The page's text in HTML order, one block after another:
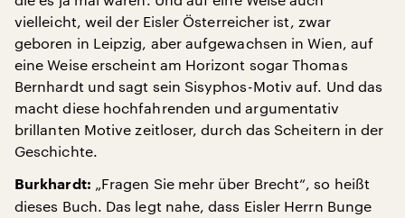
vielleicht, weil der Eisler Österreicher ist, zwar
geboren in Leipzig, aber aufgewachsen in Wien, auf
eine Weise erscheint am Horizont sogar Thomas
Bernhardt und sagt sein Sisyphos-Motiv auf. Und das
macht diese hochfahrenden und argumentativ
brillanten Motive zeitloser, durch das Scheitern in der
Geschichte.
Burkhardt: „Fragen Sie mehr über Brecht“, so heißt
dieses Buch. Das legt nahe, dass Eisler Herrn Bunge